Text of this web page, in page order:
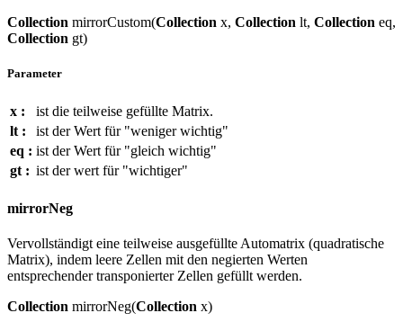
Collection mirrorCustom(Collection x, Collection lt, Collection eq,
Collection gt)
Parameter
x :
ist die teilweise gefüllte Matrix.
lt :
ist der Wert für "weniger wichtig"
eq : ist der Wert für "gleich wichtig"
gt : ist der wert für "wichtiger"
mirrorNeg
Vervollständigt eine teilweise ausgefüllte Automatrix (quadratische
Matrix), indem leere Zellen mit den negierten Werten
entsprechender transponierter Zellen gefüllt werden.
Collection mirrorNeg(Collection x)